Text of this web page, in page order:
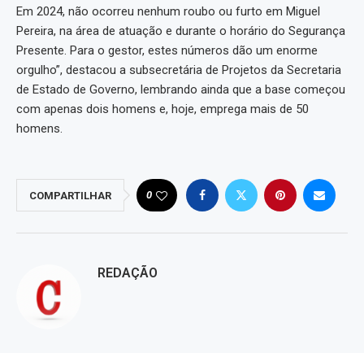
Em 2024, não ocorreu nenhum roubo ou furto em Miguel
Pereira, na área de atuação e durante o horário do Segurança
Presente. Para o gestor, estes números dão um enorme
orgulho”, destacou a subsecretária de Projetos da Secretaria
de Estado de Governo, lembrando ainda que a base começou
com apenas dois homens e, hoje, emprega mais de 50
homens.
COMPARTILHAR 0
REDAÇÃO